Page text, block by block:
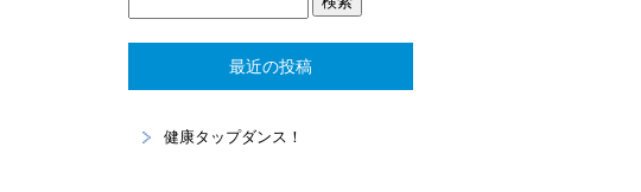
最近の投稿
健康タップダンス！